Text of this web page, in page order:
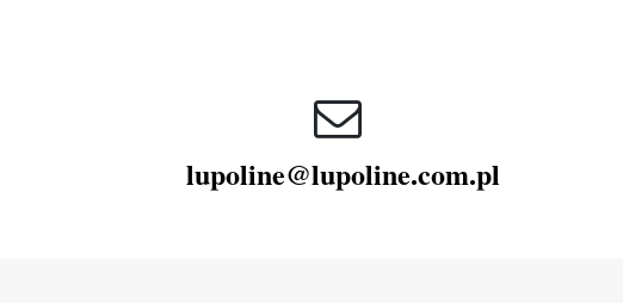
lupoline@lupoline.com.pl